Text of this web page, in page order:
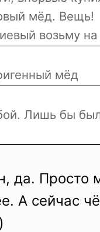
мёд. Вещь!
возьму на
мёд
Лишь бы
да. Просто
А сейчас